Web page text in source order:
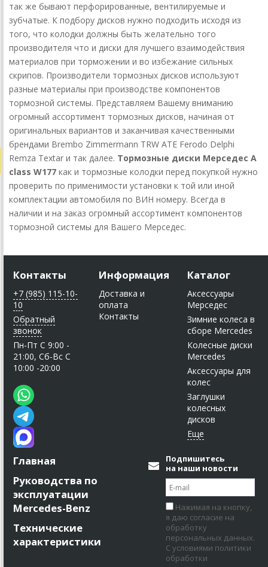
так же бывают перфорированные, вентилируемые и
зубчатые. К подбору дисков нужно подходить исходя из
того, что колодки должны быть желательно того
производителя что и диски для лучшего взаимодействия
материалов при торможении и во избежание сильных
скрипов. Производители тормозных дисков используют
разные материалы при производстве компонентов
тормозной системы. Представляем Вашему вниманию
огромный ассортимент тормозных дисков, начиная от
оригинальных вариантов и заканчивая качественными
брендами Brembo Zimmermann TRW ATE Ferodo Delphi
Remza Textar и так далее. Тормозные диски Мерседес A
class W177 как и тормозные колодки перед покупкой нужно
проверить по применимости установки к той или иной
комплектации автомобиля по ВИН номеру. Всегда в
наличии и на заказ огромный ассортимент компонентов
тормозной системы для Вашего Мерседес.
Контакты
+7 (985) 115-10-
10
Обратный
звонок
Пн-Пт C 9:00 -
21:00, Сб-Вс С
10:00 -20:00
Информация
Доставка и
оплата
Контакты
Каталог
Аксессуары
Мерседес
Зимние колеса в
сборе Mercedes
Колесные диски
Mercedes
Аксессуары для
колес
Заглушки
колесных
дисков
Главная
Руководства по
эксплуатации
Mercedes-Benz
Технические
характеристики
Подпишитесь
на наши новости
Нажимая на кнопку,
я даю согласие на
обработку
персональных данных.
С условиями политики
обработки